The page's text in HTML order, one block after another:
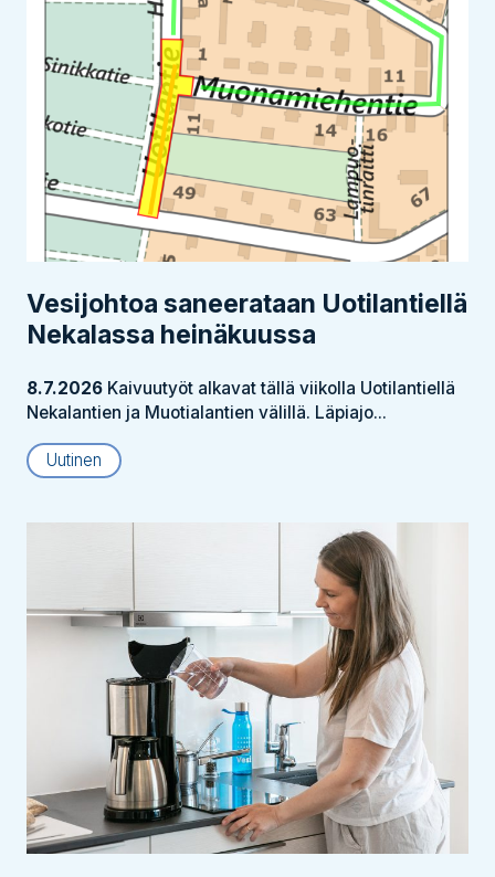
Vesijohtoa saneerataan Uotilantiellä
Nekalassa heinäkuussa
8.7.2026 Kaivuutyöt alkavat tällä viikolla Uotilantiellä
Nekalantien ja Muotialantien välillä. Läpiajo...
Uutinen